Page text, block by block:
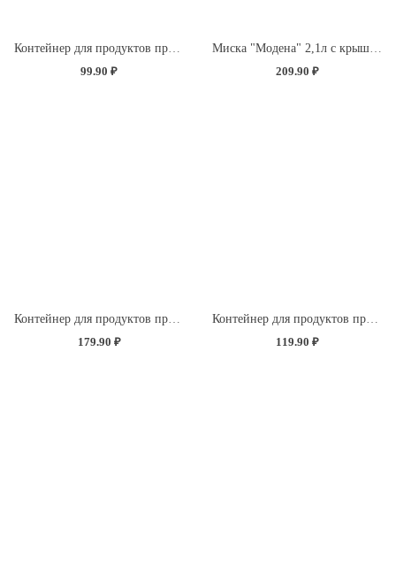
Контейнер для продуктов прямоугольный 0,5л с декором "Розы" (светло-розовый)
99.90 ₽
Миска "Модена" 2,1л с крышкой с декором "Розы" (светло-розовый)
209.90 ₽
179.90 ₽
119.90 ₽